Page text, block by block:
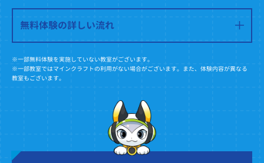
無料体験の詳しい流れ
※一部無料体験を実施していない教室がございます。
※一部教室ではマインクラフトの利用がない場合がございます。また、体験内容が異なる
教室もございます。